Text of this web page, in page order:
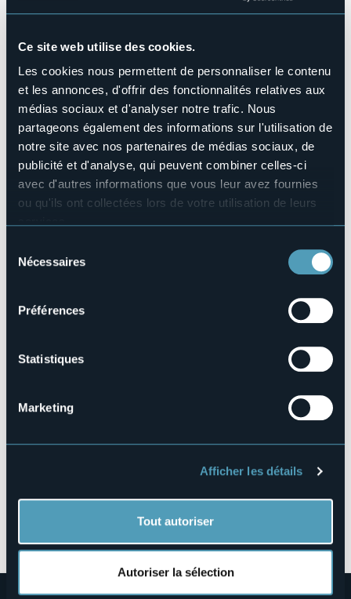
Ce site web utilise des cookies.
Les cookies nous permettent de personnaliser le contenu
et les annonces, d'offrir des fonctionnalités relatives aux
médias sociaux et d'analyser notre trafic. Nous
partageons également des informations sur l'utilisation de
notre site avec nos partenaires de médias sociaux, de
publicité et d'analyse, qui peuvent combiner celles-ci
avec d'autres informations que vous leur avez fournies
ou qu'ils ont collectées lors de votre utilisation de leurs
manière de les gérer et de les supprimer,
cliquez ici
Nécessaires
Préférences
Statistiques
Marketing
Afficher les détails
Tout autoriser
Autoriser la sélection
Nombre d'appartements
Nombres de chambres
Nombres de lits
24
E-mail
info@ilmonterosso.it
Site Internet
http://www.ilmonterosso.it
+39 0323 502879 / +39 335 6442859 /+39 338 9281448
Codice CIR
28922 - Cima Monterosso (VB)